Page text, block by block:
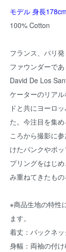
モデル 身長
100% Cotton
フランス、パリ発
ファウンダーで
David De Los
ケーターのリア
ドと共にヨーロ
た。今注目を集
ころから撮影に
けたパンクやポ
プリングをはじ
み重ねてきたもの
※商品生地の特性
ます。
着丈：バックネッ
身幅：両袖の付け